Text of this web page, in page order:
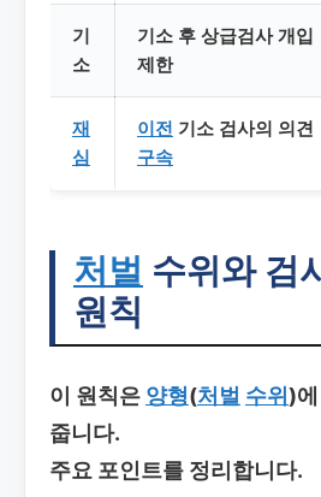
기
소
기소 후 상급검사 개입
제한
재
심
이전 기소 검사의 의견
구속
처벌 수위와 검
원칙
이 원칙은 양형(처벌 수위)에
줍니다.
주요 포인트를 정리합니다.